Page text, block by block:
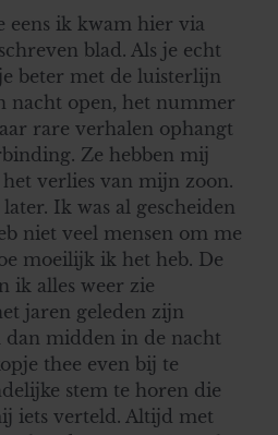
eens ik kwam hier via
blad. Als je echt
beter met de luisterlijn
nacht open, het nummer
rare verhalen ophangt
Ze hebben mij
verlies van mijn zoon.
Ik was al gescheiden
niet veel mensen om me
moeilijk ik het heb. De
ik alles weer zie
jaren geleden zijn
midden in de nacht
thee even bij te
stem te horen die
iets verteld. Altijd met